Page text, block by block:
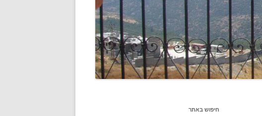
חיפוש באתר